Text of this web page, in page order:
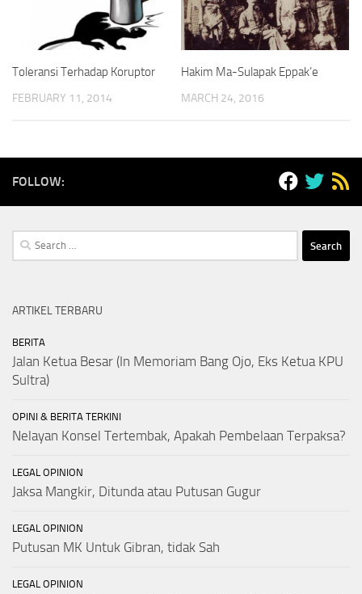
Toleransi Terhadap Koruptor
FEBRUARY 11, 2014
Hakim Ma-Sulapak Eppak’e
MARCH 24, 2016
FOLLOW:
Search
for:
ARTIKEL TERBARU
BERITA
Jalan Ketua Besar (In Memoriam Bang Ojo, Eks Ketua KPU
Sultra)
OPINI & BERITA TERKINI
Nelayan Konsel Tertembak, Apakah Pembelaan Terpaksa?
LEGAL OPINION
Jaksa Mangkir, Ditunda atau Putusan Gugur
LEGAL OPINION
Putusan MK Untuk Gibran, tidak Sah
LEGAL OPINION